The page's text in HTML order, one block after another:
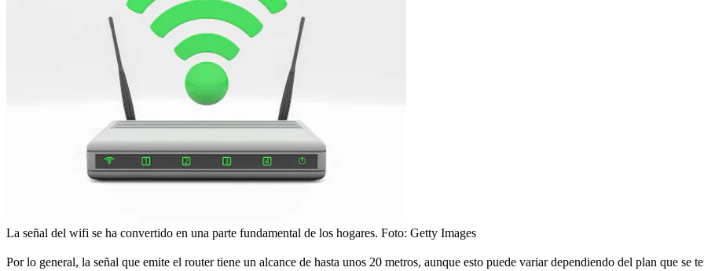
La señal del wifi se ha convertido en una parte fundamental de los hogares. Foto: Getty Images
Por lo general, la señal que emite el router tiene un alcance de hasta unos 20 metros, aunque esto puede variar dependiendo del plan que se